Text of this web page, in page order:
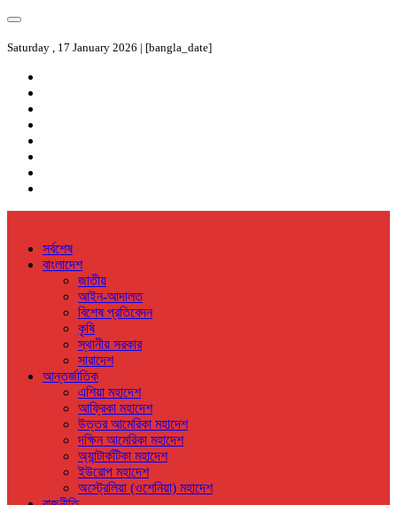
Saturday , 17 January 2026 | [bangla_date]
সর্বশেষ
বাংলাদেশ
জাতীয়
আইন-আদালত
বিশেষ প্রতিবেদন
কৃষি
স্থানীয় সরকার
সারাদেশ
আন্তর্জাতিক
এশিয়া মহাদেশ
আফ্রিকা মহাদেশ
উত্তর আমেরিকা মহাদেশ
দক্ষিন আমেরিকা মহাদেশ
অ্যান্টার্কটিকা মহাদেশ
ইউরোপ মহাদেশ
অস্ট্রেলিয়া (ওশেনিয়া) মহাদেশ